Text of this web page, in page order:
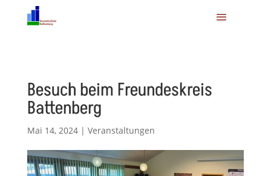
Besuch beim Freundeskreis
Battenberg
Mai 14, 2024| Veranstaltungen